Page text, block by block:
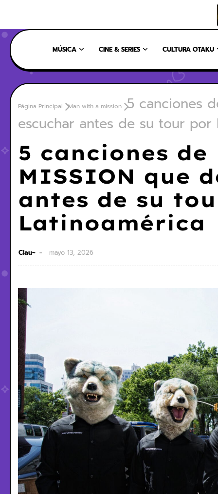
MÚSICA CINE & SERIES CULTURA OTAKU
Página Principal Man with a mission
5 canciones
escuchar antes de su tour por
5 canciones de
MISSION que
antes de su
Latinoamérica
Clau~ mayo 13, 2026